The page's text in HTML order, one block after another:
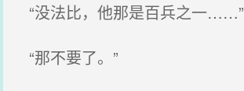
“没法比，他那是百兵之一……”
“那不要了。”